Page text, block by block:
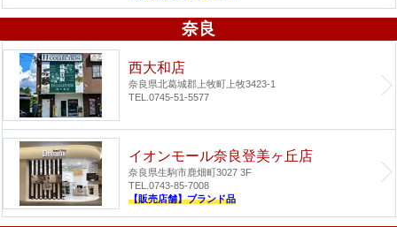
奈良
西大和店
奈良県北葛城郡上牧町上牧3423-1
TEL.0745-51-5577
イオンモール奈良登美ヶ丘店
奈良県生駒市鹿畑町3027 3F
TEL.0743-85-7008
【販売店舗】ブランド品